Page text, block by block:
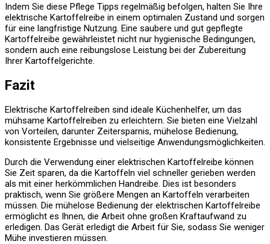
Indem Sie diese Pflege Tipps regelmäßig befolgen, halten Sie Ihre
elektrische Kartoffelreibe in einem optimalen Zustand und sorgen
für eine langfristige Nutzung. Eine saubere und gut gepflegte
Kartoffelreibe gewährleistet nicht nur hygienische Bedingungen,
sondern auch eine reibungslose Leistung bei der Zubereitung
Ihrer Kartoffelgerichte.
Fazit
Elektrische Kartoffelreiben sind ideale Küchenhelfer, um das
mühsame Kartoffelreiben zu erleichtern. Sie bieten eine Vielzahl
von Vorteilen, darunter Zeitersparnis, mühelose Bedienung,
konsistente Ergebnisse und vielseitige Anwendungsmöglichkeiten.
Durch die Verwendung einer elektrischen Kartoffelreibe können
Sie Zeit sparen, da die Kartoffeln viel schneller gerieben werden
als mit einer herkömmlichen Handreibe. Dies ist besonders
praktisch, wenn Sie größere Mengen an Kartoffeln verarbeiten
müssen. Die mühelose Bedienung der elektrischen Kartoffelreibe
ermöglicht es Ihnen, die Arbeit ohne großen Kraftaufwand zu
erledigen. Das Gerät erledigt die Arbeit für Sie, sodass Sie weniger
Mühe investieren müssen.